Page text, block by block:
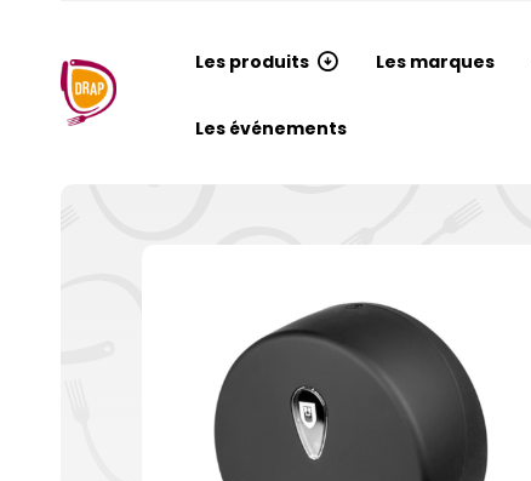
Les produits Les marques
Les événements